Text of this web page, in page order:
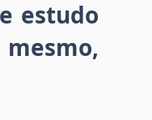
estudo